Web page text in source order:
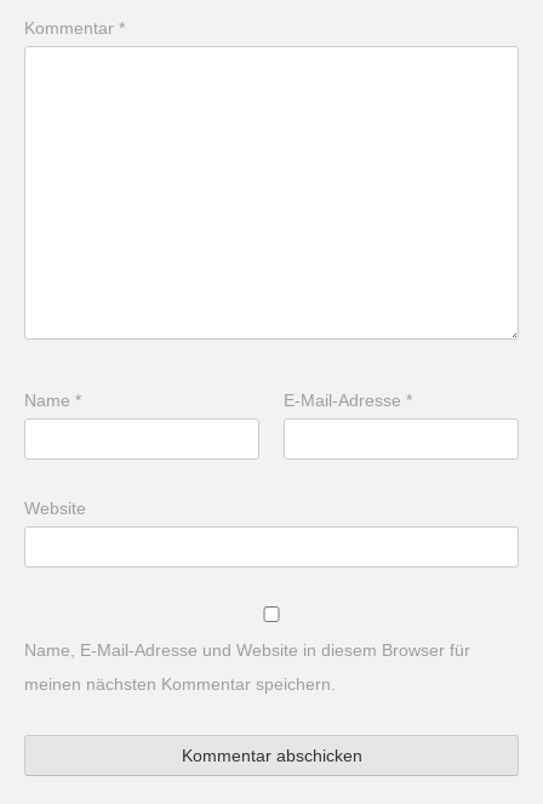
Kommentar *
Name * E-Mail-Adresse*
Website
Name, E-Mail-Adresse und Website in diesem Browser für
meinen nächsten Kommentar speichern.